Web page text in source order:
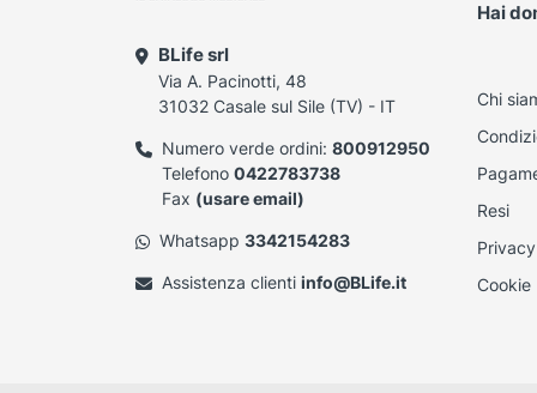
BLife srl
Via A. Pacinotti, 48
31032 Casale sul Sile (TV) - IT
Numero verde ordini: 800912950
Telefono 0422783738
Fax (usare email)
Whatsapp 3342154283
Assistenza clienti info@BLife.it
Hai
Chi
Resi
Cookie